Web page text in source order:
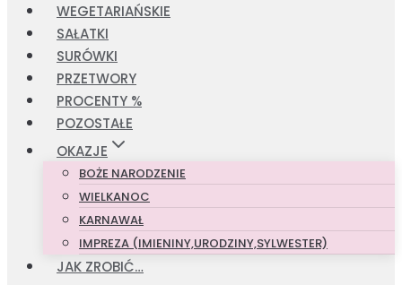
WEGETARIAŃSKIE
SAŁATKI
SURÓWKI
PRZETWORY
PROCENTY %
POZOSTAŁE
OKAZJE
BOŻE NARODZENIE
WIELKANOC
KARNAWAŁ
IMPREZA (IMIENINY,URODZINY,SYLWESTER)
JAK ZROBIĆ…